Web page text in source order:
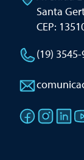
Santa
CEP:
(19)